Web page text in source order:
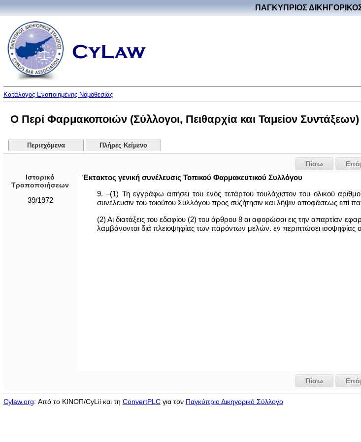
ΠΑΓΚΥΠΡΙΟΣ
Κατάλογος Ενοποιημένης Νομοθεσίας
Ο Περί Φαρμακοποιών (Σύλλογοι, Πειθαρχία και Ταμείον
Περιεχόμενα Πλήρες Κείμενο
Πίσω
Ιστορικό
Τροποποιήσεων
39/1972
Έκτακτος γενική συνέλευσις Τοπικού Φαρμακευτικού Συλλόγου
9. –(1) Τη εγγράφω αιτήσει του ενός τετάρτου τουλάχιστον του ολικού
συνέλευσιν του τοιούτου Συλλόγου προς συζήτησιν και λήψιν αποφάσεως επί
(2) Αι διατάξεις του εδαφίου (2) του άρθρου 8 αι αφορώσαι εις την απαρτίαν
λαμβάνονται διά πλειοψηφίας των παρόντων μελών. εν περιπτώσει
Πίσω
Cylaw.org: Από το ΚΙΝOΠ/CyLii και τη ConvertPLCγια τον Παγκύπριο Δικηγορικό Σύλλογο